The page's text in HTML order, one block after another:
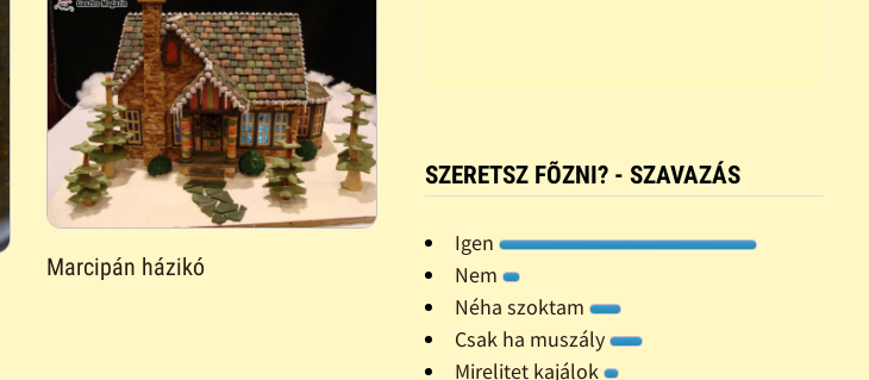
Marcipán házikó
SZERETSZ FÕZNI? - SZAVAZÁS
Igen
Nem
Néha szoktam
Csak ha muszály
Mirelitet kajálok